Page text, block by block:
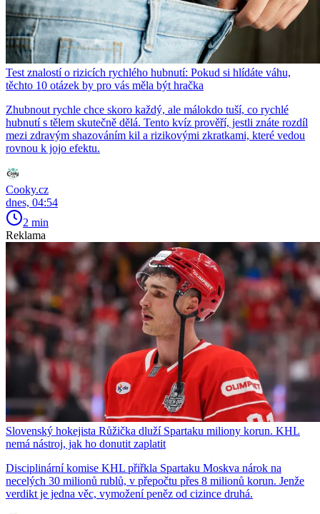
Test znalostí o rizicích rychlého hubnutí: Pokud si hlídáte váhu,
těchto 10 otázek by pro vás měla být hračka
Zhubnout rychle chce skoro každý, ale málokdo tuší, co rychlé
hubnutí s tělem skutečně dělá. Tento kvíz prověří, jestli znáte rozdíl
mezi zdravým shazováním kil a rizikovými zkratkami, které vedou
rovnou k jojo efektu.
Cooky.cz
dnes, 04:54
2 min
Reklama
Slovenský hokejista Růžička dluží Spartaku miliony korun. KHL
nemá nástroj, jak ho donutit zaplatit
Disciplinární komise KHL přiřkla Spartaku Moskva nárok na
necelých 30 milionů rublů, v přepočtu přes 8 milionů korun. Jenže
verdikt je jedna věc, vymožení peněz od cizince druhá.